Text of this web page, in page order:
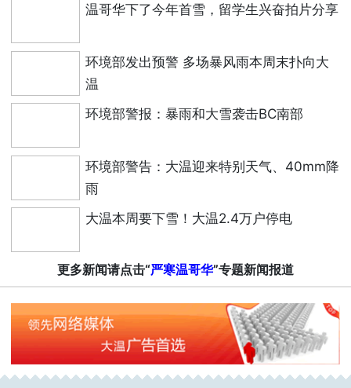
温哥华下了今年首雪，留学生兴奋拍片分享
环境部发出预警 多场暴风雨本周末扑向大
温
环境部警报：暴雨和大雪袭击BC南部
环境部警告：大温迎来特别天气、40mm降
雨
大温本周要下雪！大温2.4万户停电
更多新闻请点击“严寒温哥华”专题新闻报道